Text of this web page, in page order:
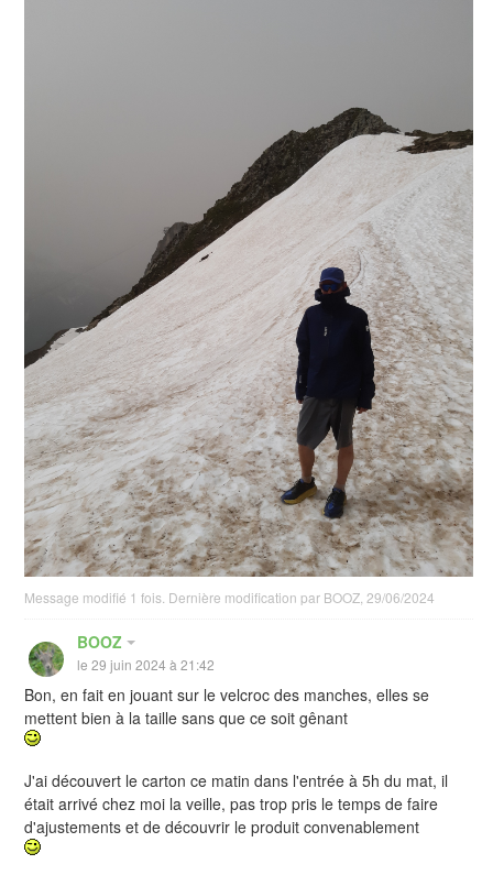
Message modifié 1 fois. Dernière modification par BOOZ, 29/06/2024
BOOZ
le 29 juin 2024 à 21:42
Bon, en fait en jouant sur le velcroc des manches, elles se
mettent bien à la taille sans que ce soit gênant
J'ai découvert le carton ce matin dans l'entrée à 5h du mat, il
était arrivé chez moi la veille, pas trop pris le temps de faire
d'ajustements et de découvrir le produit convenablement